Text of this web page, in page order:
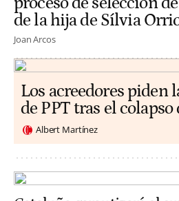
de la hija de Sílvia
Joan Arcos
Los acreedores piden
de PPT tras el
Albert Martínez